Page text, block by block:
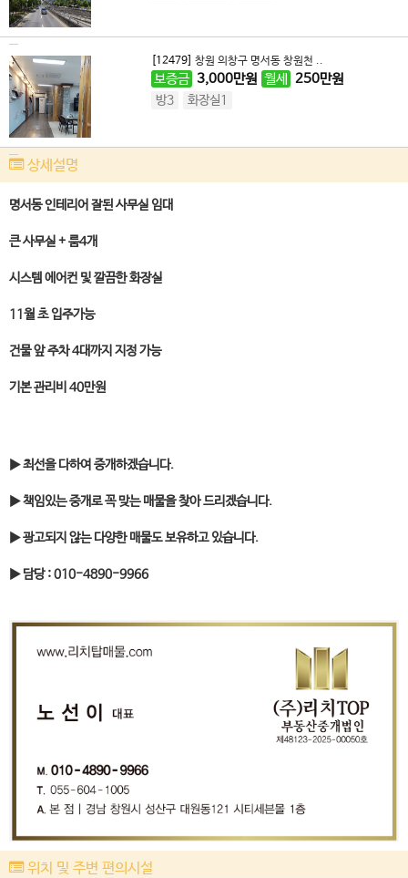
[12479] 창원 의창구 명서동 창원천 ..
보증금 3,000만원 월세 250만원
방3 화장실1
상세설명
명서동 인테리어 잘된 사무실 임대
큰 사무실 + 룸4개
시스템 에어컨 및 깔끔한 화장실
11월 초 입주가능
건물 앞 주차 4대까지 지정 가능
기본 관리비 40만원
▶ 최선을 다하여 중개하겠습니다.
▶ 책임있는 중개로 꼭 맞는 매물을 찾아 드리겠습니다.
▶ 광고되지 않는 다양한 매물도 보유하고 있습니다.
▶ 담당 : 010-4890-9966
위치 및 주변 편의시설